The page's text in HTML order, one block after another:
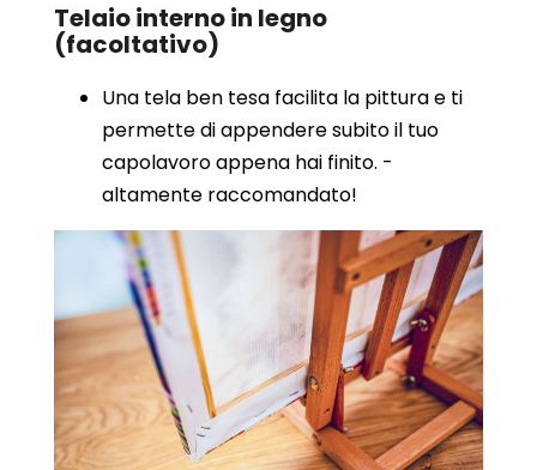
Telaio interno in legno
(facoltativo)
Una tela ben tesa facilita la pittura e ti
permette di appendere subito il tuo
capolavoro appena hai finito. -
altamente raccomandato!